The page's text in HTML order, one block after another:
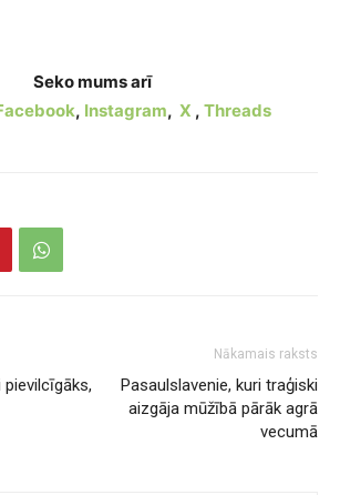
Seko mums arī
, Instagram, X , Threads
Nākamais raksts
Pasaulslavenie, kuri traģiski
aizgāja mūžībā pārāk agrā
vecumā